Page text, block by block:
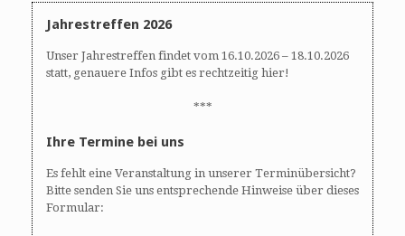
Jahrestreffen 2026
Unser Jahrestreffen findet vom 16.10.2026 – 18.10.2026
statt, genauere Infos gibt es rechtzeitig hier!
***
Ihre Termine bei uns
Es fehlt eine Veranstaltung in unserer Terminübersicht?
Bitte senden Sie uns entsprechende Hinweise über dieses
Formular: